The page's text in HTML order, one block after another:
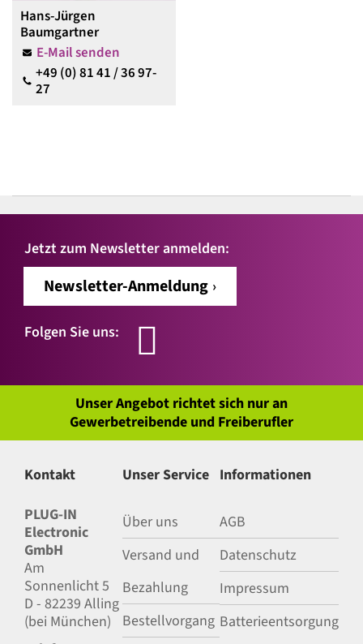
Hans-Jürgen
Baumgartner
E-Mail senden
+49 (0) 81 41 / 36 97-
27
Jetzt zum Newsletter anmelden:
Newsletter-Anmeldung
Folgen Sie uns:
Unser Angebot richtet sich nur an
Gewerbetreibende und Freiberufler
Kontakt
PLUG-IN
Electronic
GmbH
Am
Sonnenlicht 5
D - 82239 Alling
(bei München)
Unser Service
Über uns
Versand und
Bezahlung
Bestellvorgang
Informationen
AGB
Datenschutz
Impressum
Batterieentsorgung